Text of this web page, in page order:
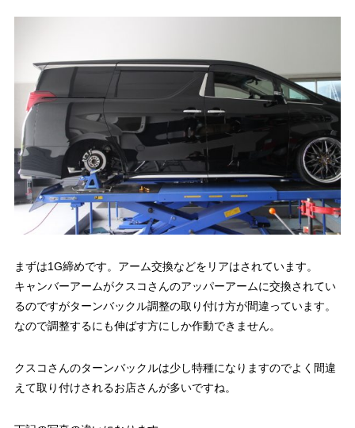
まずは1G締めです。アーム交換などをリアはされています。
キャンバーアームがクスコさんのアッパーアームに交換されてい
るのですがターンバックル調整の取り付け方が間違っています。
なので調整するにも伸ばす方にしか作動できません。
クスコさんのターンバックルは少し特種になりますのでよく間違
えて取り付けされるお店さんが多いですね。